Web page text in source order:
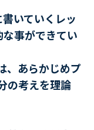
いていくレッ
事ができてい
、あらかじめプ
の考えを理論